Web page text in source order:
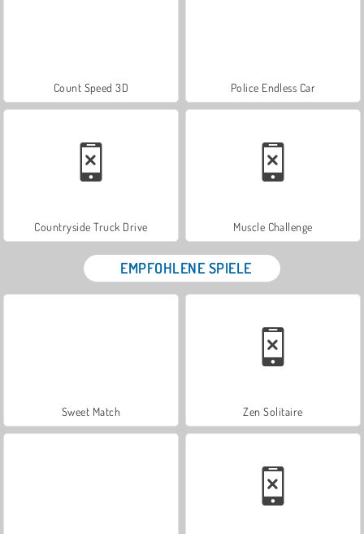
Count Speed 3D Police Endless Car
Countryside Truck Drive Muscle Challenge
EMPFOHLENE SPIELE
Sweet Match Zen Solitaire